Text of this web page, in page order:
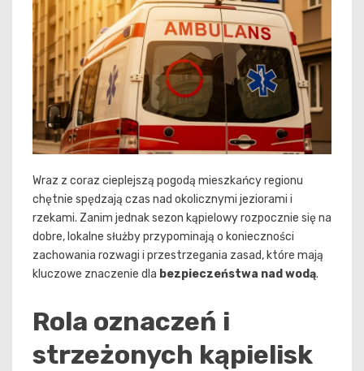
Wraz z coraz cieplejszą pogodą mieszkańcy regionu
chętnie spędzają czas nad okolicznymi jeziorami i
rzekami. Zanim jednak sezon kąpielowy rozpocznie się na
dobre, lokalne służby przypominają o konieczności
zachowania rozwagi i przestrzegania zasad, które mają
kluczowe znaczenie dla bezpieczeństwa nad wodą.
Rola oznaczeń i
strzeżonych kąpielisk